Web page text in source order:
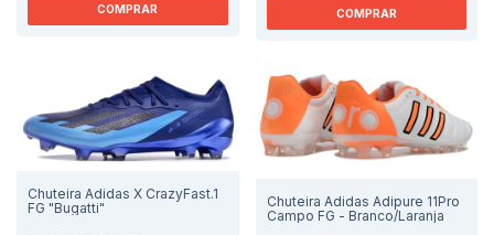
COMPRAR COMPRAR
Chuteira Adidas X CrazyFast.1
FG "Bugatti"
Chuteira Adidas Adipure 11Pro
Campo FG - Branco/Laranja